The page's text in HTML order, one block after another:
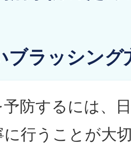
ブラッシング
防するには、
に行うことが大